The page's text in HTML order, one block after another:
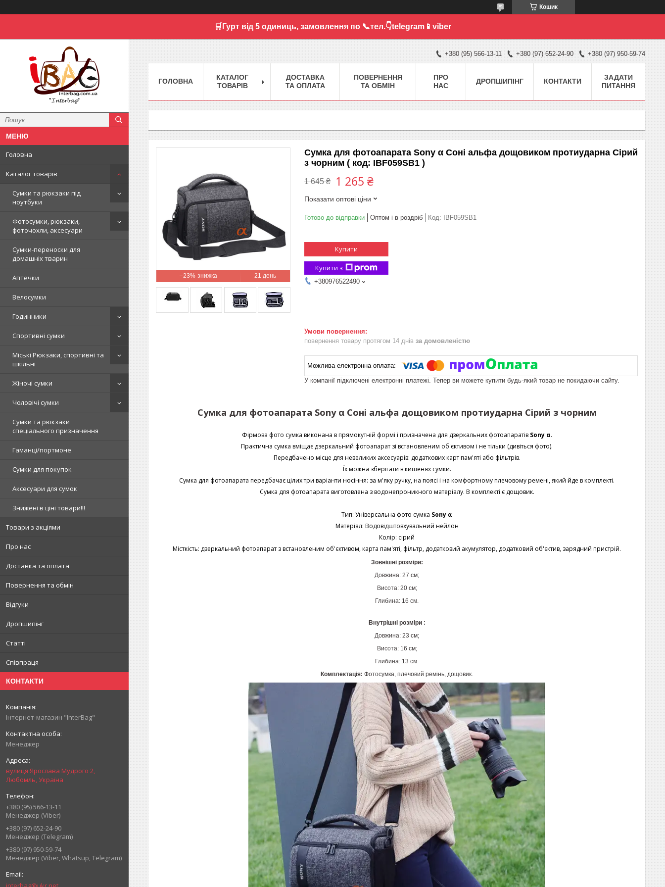
Кошик
🛒Гурт від 5 одиниць, замовлення по 📞тел.👇telegram📱viber
"𝓘𝓷𝓽𝓮𝓻𝓫𝓪𝓰"
Головна
Каталог товарів
Сумки та рюкзаки під
ноутбуки
Фотосумки, рюкзаки,
фоточохли, аксесуари
Сумки-переноски для
домашніх тварин
Аптечки
Велосумки
Годинники
Спортивні сумки
Міські Рюкзаки, спортивні та
шкільні
Жіночі сумки
Чоловічі сумки
Сумки та рюкзаки
спеціального призначення
Гаманці/портмоне
Сумки для покупок
Аксесуари для сумок
Знижені в ціні товари!!!
Товари з акціями
Про нас
Доставка та оплата
Повернення та обмін
Відгуки
Дропшипінг
Статті
Співпраця
КОНТАКТИ
Інтернет-магазин "InterBag"
Менеджер
вулиця Ярослава Мудрого 2,
Любомль, Україна
+380 (95) 566-13-11
Менеджер (Viber)
+380 (97) 652-24-90
Менеджер (Telegram)
+380 (97) 950-59-74
Менеджер (Viber, Whatsup, Telegram)
+380 (95) 566-13-11 +380 (97) 652-24-90 +380 (97) 950-59-74
ГОЛОВНА
КАТАЛОГ
ТОВАРІВ
ДОСТАВКА
ТА ОПЛАТА
ПОВЕРНЕННЯ
ТА ОБМІН
ПРО
НАС
ДРОПШИПІНГ КОНТАКТИ
ЗАДАТИ
ПИТАННЯ
–23% 21 день
Сумка для фотоапарата Sony α Соні альфа дощовиком протиударна Сірий
з чорним ( код: IBF059SB1 )
1 645 ₴ 1 265 ₴
Показати оптові ціни
Готово до відправки Оптом і в роздріб Код: IBF059SB1
Купити
Купити з
+380976522490
повернення товару протягом 14 днів за домовленістю
У компанії підключені електронні платежі. Тепер ви можете купити будь-який товар не покидаючи сайту.
Сумка для фотоапарата Sony α Соні альфа дощовиком протиударна Сірий з чорним
Фірмова фото сумка виконана в прямокутній формі і призначена для дзеркальних фотоапаратів Sony α.
Практична сумка вміщає дзеркальний фотоапарат зі встановленим об'єктивом і не тільки (дивіться фото).
Передбачено місце для невеликих аксесуарів: додаткових карт пам'яті або фільтрів.
Їх можна зберігати в кишенях сумки.
Сумка для фотоапарата передбачає цілих три варіанти носіння: за м'яку ручку, на поясі і на комфортному плечовому ремені, який йде в комплекті.
Сумка для фотоапарата виготовлена з водонепроникного матеріалу. В комплекті є дощовик.
Тип: Універсальна фото сумка Sony α
Матеріал: Водовідштовхувальний нейлон
Колір: сірий
Місткість: дзеркальний фотоапарат з встановленим об'єктивом, карта пам'яті, фільтр, додатковий акумулятор, додатковий об'єктив, зарядний пристрій.
Зовнішні розміри:
Довжина: 27 см;
Висота: 20 см;
Глибина: 16 см.
Внутрішні розміри :
Довжина: 23 см;
Висота: 16 см;
Глибина: 13 см.
Комплектація: Фотосумка, плечовий ремінь, дощовик.